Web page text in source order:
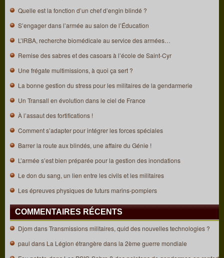
Quelle est la fonction d’un chef d’engin blindé ?
S’engager dans l’armée au salon de l’Éducation
L’IRBA, recherche biomédicale au service des armées…
Remise des sabres et des casoars à l’école de Saint-Cyr
Une frégate multimissions, à quoi ça sert ?
La bonne gestion du stress pour les militaires de la gendarmerie
Un Transall en évolution dans le ciel de France
À l’assaut des fortifications !
Comment s’adapter pour intégrer les forces spéciales
Barrer la route aux blindés, une affaire du Génie !
L’armée s’est bien préparée pour la gestion des inondations
Le don du sang, un lien entre les civils et les militaires
Les épreuves physiques de futurs marins-pompiers
COMMENTAIRES RÉCENTS
Djom dansTransmissions militaires, quid des nouvelles technologies ?
paul dans La Légion étrangère dans la 2ème guerre mondiale